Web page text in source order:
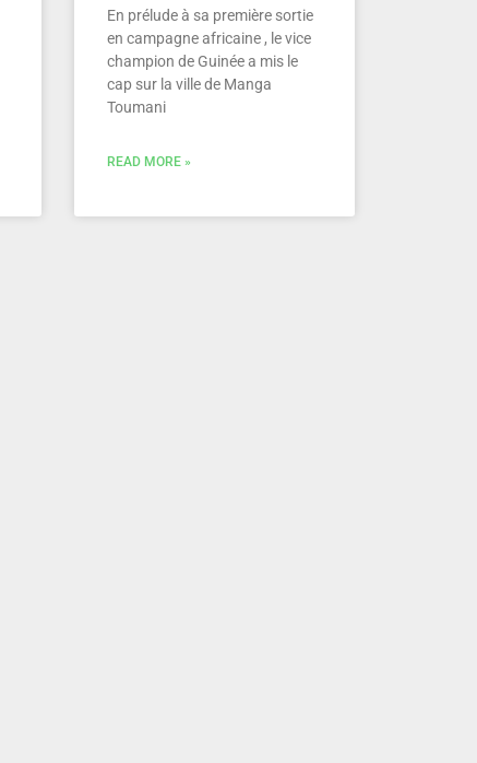
En prélude à sa première sortie
en campagne africaine , le vice
champion de Guinée a mis le
cap sur la ville de Manga
Toumani
READ MORE »